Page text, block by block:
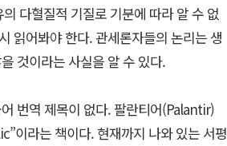
다혈질적 기질로 기분에 따라 알 수 없
읽어봐야 한다. 관세론자들의 논리는 생
것이라는 사실을 알 수 있다.
번역 제목이 없다. 팔란티어(Palantir)
이라는 책이다. 현재까지 나와 있는 서평